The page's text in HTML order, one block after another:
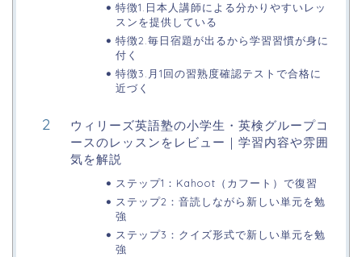
特徴1.日本人講師による分かりやすいレッ
スンを提供している
特徴2.毎日宿題が出るから学習習慣が身に
付く
特徴3.月1回の習熟度確認テストで合格に
近づく
ウィリーズ英語塾の小学生・英検グループコ
ースのレッスンをレビュー｜学習内容や雰囲
気を解説
ステップ1：Kahoot（カフート）で復習
ステップ2：音読しながら新しい単元を勉
強
ステップ3：クイズ形式で新しい単元を勉
強